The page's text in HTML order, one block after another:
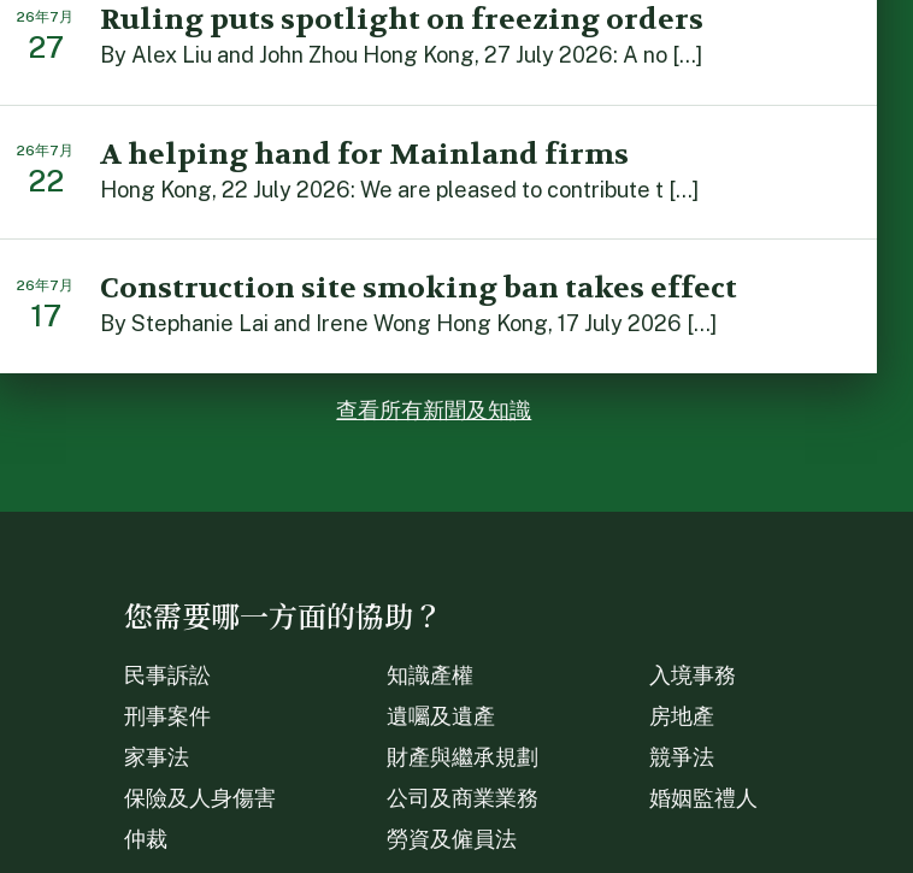
26年7月
27
Ruling puts spotlight on freezing orders
By Alex Liu and John Zhou Hong Kong, 27 July 2026: A no […]
26年7月
22
A helping hand for Mainland firms
Hong Kong, 22 July 2026: We are pleased to contribute t […]
26年7月
17
Construction site smoking ban takes effect
By Stephanie Lai and Irene Wong Hong Kong, 17 July 2026 […]
查看所有新聞及知識
您需要哪一方面的協助？
民事訴訟
刑事案件
家事法
保險及人身傷害
仲裁
知識產權
遺囑及遺產
財產與繼承規劃
公司及商業業務
勞資及僱員法
入境事務
房地產
競爭法
婚姻監禮人